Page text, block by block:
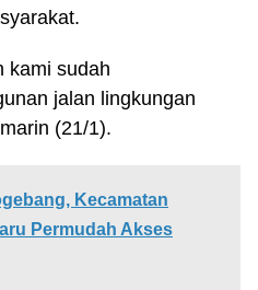
kami sudah
jalan lingkungan
(21/1).
Kecamatan
Permudah Akses